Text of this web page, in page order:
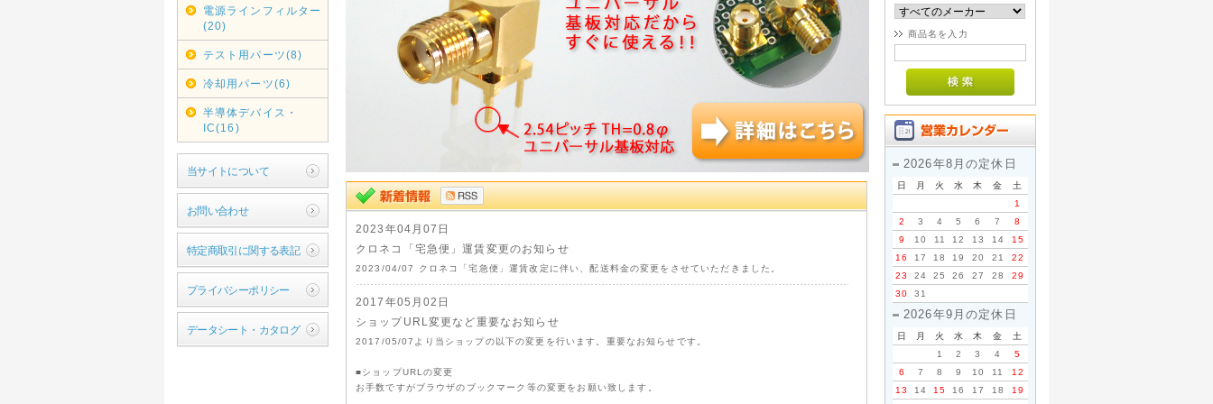
電源ラインフィルター
(20)
テスト用パーツ(8)
冷却用パーツ(6)
半導体デバイス・
IC(16)
当サイトについて
お問い合わせ
特定商取引に関する表記
プライバシーポリシー
データシート・カタログ
2023年04月07日
クロネコ「宅急便」運賃変更のお知らせ
2023/04/07 クロネコ「宅急便」運賃改定に伴い、配送料金の変更をさせていただきました。
2017年05月02日
ショップURL変更など重要なお知らせ
2017/05/07より当ショップの以下の変更を行います。重要なお知らせです。
■ショップURLの変更
お手数ですがブラウザのブックマーク等の変更をお願い致します。
商品名を入力
2026年8月の定休日
日 月 火 水 木 金
土
1
2
3 4 5 6 7
8
9
10 11 12 13 14
15
16
17 18 19 20 21
22
23
24 25 26 27 28
29
30
31
2026年9月の定休日
日 月 火 水 木 金
土
1
2 3 4
5
6
7 8 9 10 11
12
13
14 15 16 17 18
19